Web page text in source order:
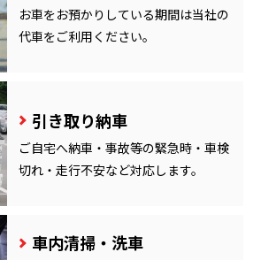
お車をお預かりしている期間は当社の
代車をご利用ください。
引き取り納車
ご自宅へ納車・事故等の緊急時・車検
切れ・走行不安など対応します。
車内清掃・洗車